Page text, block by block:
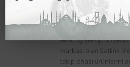
Satlink Shop
Aksu by Netop'un takip
markası olan Satlink
takip cihazı ürünlerini